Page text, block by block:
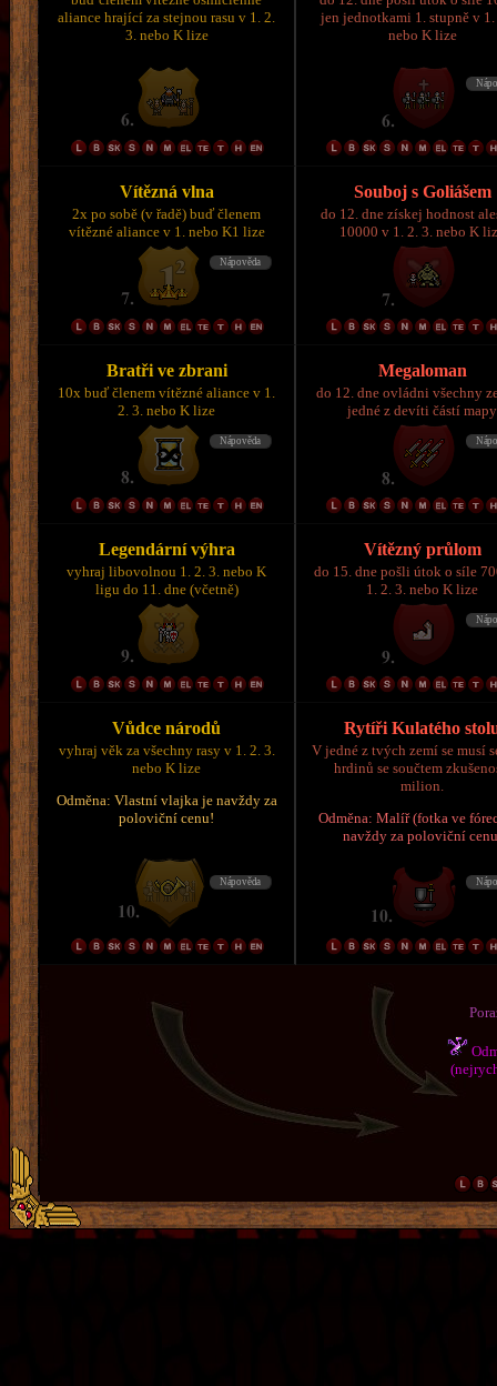
aliance hrající za stejnou rasu v 1. 2.
3. nebo K lize
jen jednotkami 1. stupně v 1.
nebo K lize
Vítězná vlna
2x po sobě (v řadě) buď členem
vítězné aliance v 1. nebo K1 lize
Souboj s Goliášem
do 12. dne získej hodnost
10000 v 1. 2. 3. nebo K
Bratři ve zbrani
10x buď členem vítězné aliance v 1.
2. 3. nebo K lize
Megaloman
do 12. dne ovládni všechny
jedné z devíti částí mapy
Legendární výhra
vyhraj libovolnou 1. 2. 3. nebo K
ligu do 11. dne (včetně)
Vítězný průlom
do 15. dne pošli útok o síle
1. 2. 3. nebo K lize
Vůdce národů
vyhraj věk za všechny rasy v 1. 2. 3.
nebo K lize
Odměna: Vlastní vlajka je navždy za
poloviční cenu!
Rytíři Kulatého
V jedné z tvých zemí se musí
hrdinů se součtem
milion.
Odměna: Malíř (fotka ve
navždy za poloviční